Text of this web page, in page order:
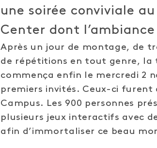
une soirée conviviale
Center dont
Après un jour de montage, de
de répétitions en tout genre, la
commença enfin le mercredi 2
premiers invités. Ceux-ci furent
Campus. Les 900 personnes
plusieurs jeux interactifs avec
afin d’immortaliser ce beau